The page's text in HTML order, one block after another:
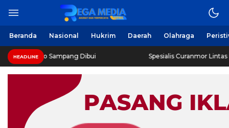
Beranda Nasional Hukrim Daerah Olahraga
HEADLINE
Sampang Dibui Spesialis Curanmor Lintas Daerah